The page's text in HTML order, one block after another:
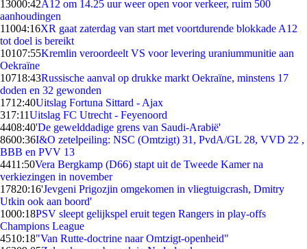
13000:42A12 om 14.25 uur weer open voor verkeer, ruim 500
aanhoudingen
11004:16XR gaat zaterdag van start met voortdurende blokkade A12
tot doel is bereikt
10107:55Kremlin veroordeelt VS voor levering uraniummunitie aan
Oekraïne
10718:43Russische aanval op drukke markt Oekraïne, minstens 17
doden en 32 gewonden
1712:40Uitslag Fortuna Sittard - Ajax
317:11Uitslag FC Utrecht - Feyenoord
4408:40'De gewelddadige grens van Saudi-Arabië'
8600:36I&O zetelpeiling: NSC (Omtzigt) 31, PvdA/GL 28, VVD 22 ,
BBB en PVV 13
4411:50Vera Bergkamp (D66) stapt uit de Tweede Kamer na
verkiezingen in november
17820:16'Jevgeni Prigozjin omgekomen in vliegtuigcrash, Dmitry
Utkin ook aan boord'
1000:18PSV sleept gelijkspel eruit tegen Rangers in play-offs
Champions League
4510:18"Van Rutte-doctrine naar Omtzigt-openheid"